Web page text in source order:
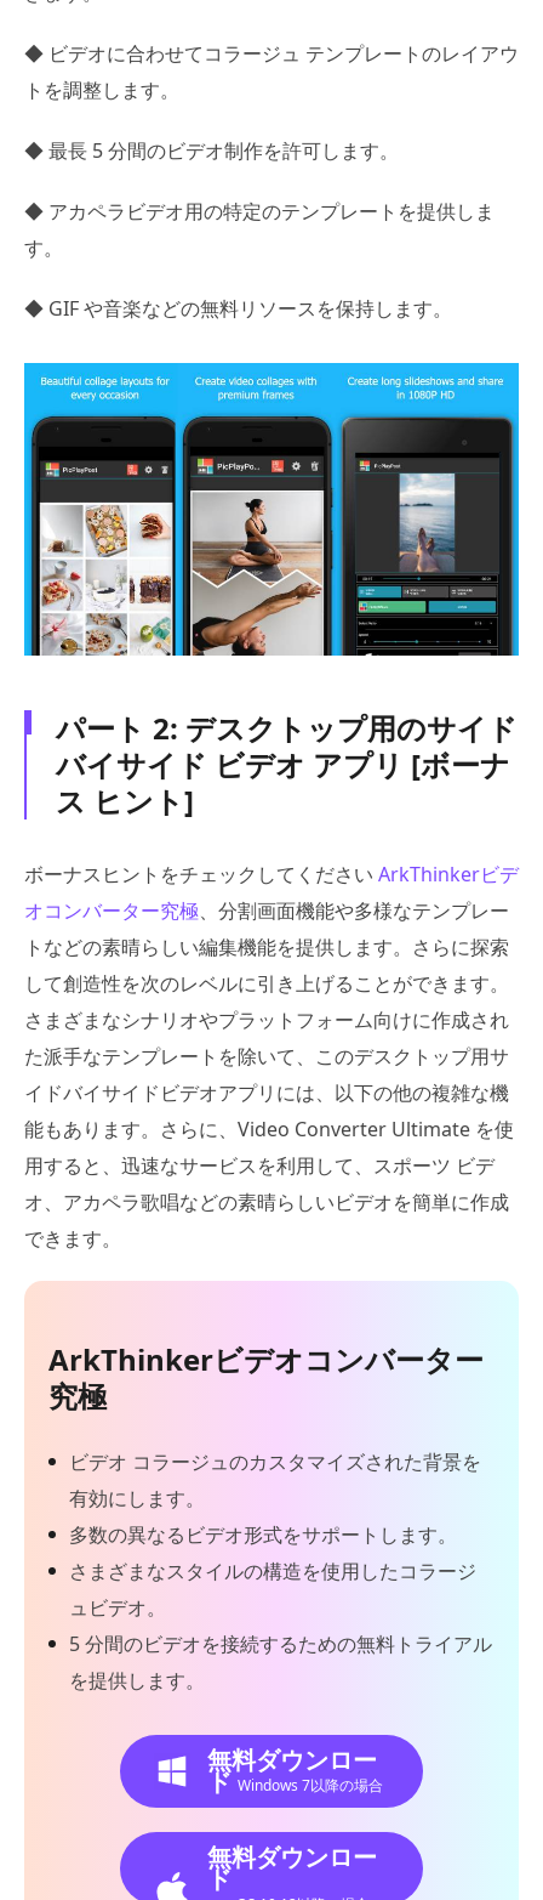
◆ ビデオに合わせてコラージュ テンプレートのレイアウ
トを調整します。
◆ 最長 5 分間のビデオ制作を許可します。
◆ アカペラビデオ用の特定のテンプレートを提供しま
す。
◆ GIF や音楽などの無料リソースを保持します。
パート 2: デスクトップ用のサイド
バイサイド ビデオ アプリ [ボーナ
ス ヒント]
ボーナスヒントをチェックしてください ArkThinkerビデ
オコンバーター究極、分割画面機能や多様なテンプレー
トなどの素晴らしい編集機能を提供します。さらに探索
して創造性を次のレベルに引き上げることができます。
さまざまなシナリオやプラットフォーム向けに作成され
た派手なテンプレートを除いて、このデスクトップ用サ
イドバイサイドビデオアプリには、以下の他の複雑な機
能もあります。さらに、Video Converter Ultimate を使
用すると、迅速なサービスを利用して、スポーツ ビデ
オ、アカペラ歌唱などの素晴らしいビデオを簡単に作成
できます。
ArkThinkerビデオコンバーター
究極
ビデオ コラージュのカスタマイズされた背景を
有効にします。
多数の異なるビデオ形式をサポートします。
さまざまなスタイルの構造を使用したコラージ
ュビデオ。
5 分間のビデオを接続するための無料トライアル
を提供します。
無料ダウンロー
ドWindows 7以降の場合
無料ダウンロー
ド